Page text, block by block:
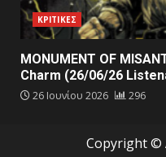
ΚΡΙΤΙΚΕΣ
MONUMENT OF
Charm (26/06/26
26 Ιουνίου 2026 296
Copyright ©